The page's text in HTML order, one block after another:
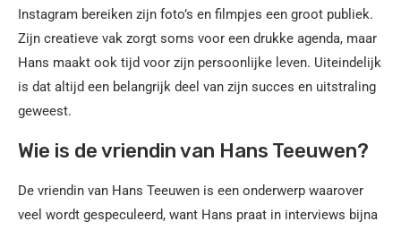
Instagram bereiken zijn foto’s en filmpjes een groot publiek.
Zijn creatieve vak zorgt soms voor een drukke agenda, maar
Hans maakt ook tijd voor zijn persoonlijke leven. Uiteindelijk
is dat altijd een belangrijk deel van zijn succes en uitstraling
geweest.
Wie is de vriendin van Hans Teeuwen?
De vriendin van Hans Teeuwen is een onderwerp waarover
veel wordt gespeculeerd, want Hans praat in interviews bijna